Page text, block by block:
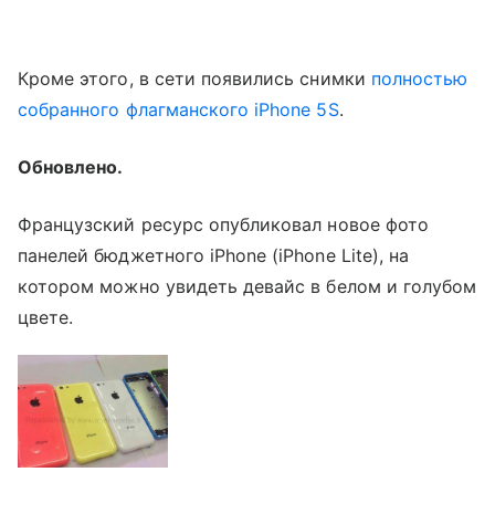
Кроме этого, в сети появились снимки полностью
собранного флагманского iPhone 5S.
Обновлено.
Французский ресурс опубликовал новое фото
панелей бюджетного iPhone (iPhone Lite), на
котором можно увидеть девайс в белом и голубом
цвете.